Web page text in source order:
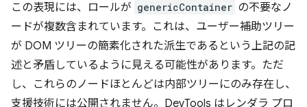
この表現には、ロールが genericContainer の不要なノ
ードが複数含まれています。これは、ユーザー補助ツリー
が DOM ツリーの簡素化された派生であるという上記の記
述と矛盾しているように見える可能性があります。ただ
し、これらのノードほとんどは内部ツリーにのみ存在し、
支援技術には公開されません。DevTools はレンダラ プロ